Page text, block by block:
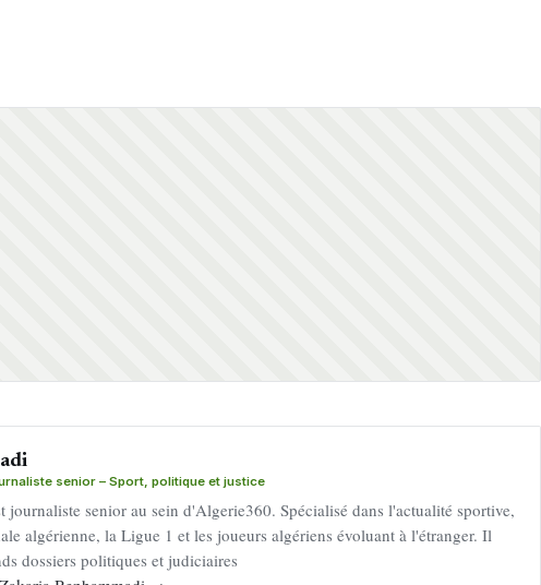
senior – Sport, politique et justice
journaliste senior au sein d'Algerie360. Spécialisé dans l'actualité sportive,
algérienne, la Ligue 1 et les joueurs algériens évoluant à l'étranger. Il
dossiers politiques et judiciaires